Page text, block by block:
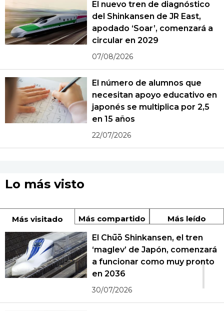
El nuevo tren de diagnóstico
del Shinkansen de JR East,
apodado ‘Soar’, comenzará a
circular en 2029
07/08/2026
El número de alumnos que
necesitan apoyo educativo en
japonés se multiplica por 2,5
en 15 años
22/07/2026
Lo más visto
Más visitado Más compartido Más leído
1
El Chūō Shinkansen, el tren
‘maglev’ de Japón, comenzará
a funcionar como muy pronto
en 2036
30/07/2026